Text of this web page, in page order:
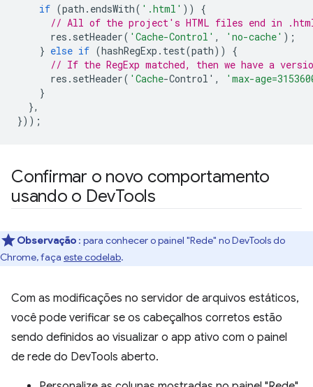
if (path . endsWith( '.html' ))
{
// All of the project's HTML files end in
res . setHeader( 'Cache-Control' , 'no-cache' );
} else if (hashRegExp . test(path))
{
// If the RegExp matched, then we have a
res . setHeader( 'Cache-Control' ,
'max-
}
},
}));
Confirmar o novo comportamento
usando o DevTools
Observação : para conhecer o painel "Rede" no DevTools do
Chrome, faça este codelab.
Com as modificações no servidor de arquivos estáticos,
você pode verificar se os cabeçalhos corretos estão
sendo definidos ao visualizar o app ativo com o painel
de rede do DevTools aberto.